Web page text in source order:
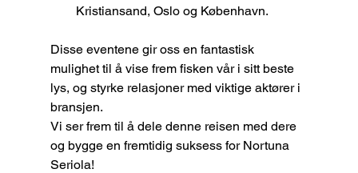
Kristiansand, Oslo og København.
Disse eventene gir oss en fantastisk
mulighet til å vise frem fisken vår i sitt beste
lys, og styrke relasjoner med viktige aktører i
bransjen.
Vi ser frem til å dele denne reisen med dere
og bygge en fremtidig suksess for Nortuna
Seriola!